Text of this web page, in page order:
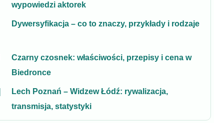
wypowiedzi aktorek
Dywersyfikacja – co to znaczy, przykłady i rodzaje
Czarny czosnek: właściwości, przepisy i cena w
Biedronce
Lech Poznań – Widzew Łódź: rywalizacja,
transmisja, statystyki